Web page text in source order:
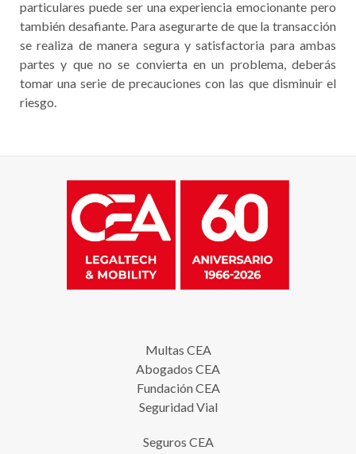
particulares puede ser una experiencia emocionante pero
también desafiante. Para asegurarte de que la transacción
se realiza de manera segura y satisfactoria para ambas
partes y que no se convierta en un problema, deberás
tomar una serie de precauciones con las que disminuir el
riesgo.
Multas CEA
Abogados CEA
Fundación CEA
Seguridad Vial
Seguros CEA